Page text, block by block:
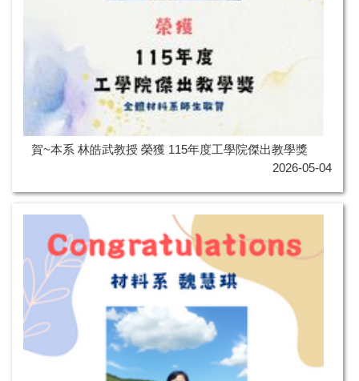
賀~本系 林皓武教授 榮獲 115年度工學院傑出教學獎
2026-05-04